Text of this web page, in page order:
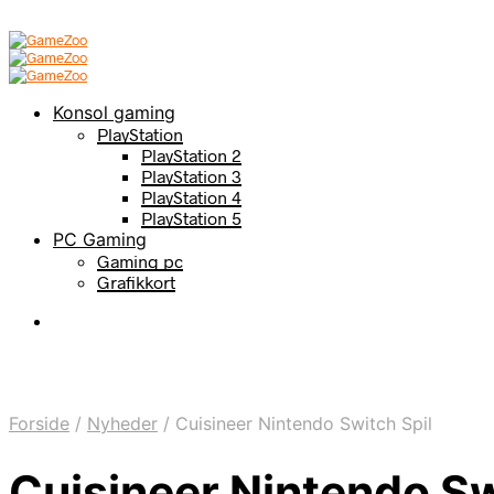
Konsol gaming
PlayStation
PlayStation 2
PlayStation 3
PlayStation 4
PlayStation 5
PC Gaming
Gaming pc
Grafikkort
Forside / Nyheder / Cuisineer Nintendo Switch Spil